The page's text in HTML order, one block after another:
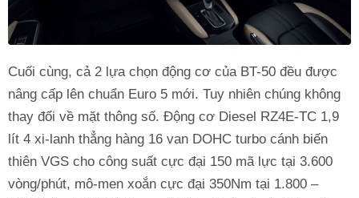
Cuối cùng, cả 2 lựa chọn động cơ của BT-50 đều được
nâng cấp lên chuẩn Euro 5 mới. Tuy nhiên chúng không
thay đổi về mặt thông số. Động cơ Diesel RZ4E-TC 1,9
lít 4 xi-lanh thẳng hàng 16 van DOHC turbo cánh biến
thiên VGS cho công suất cực đại 150 mã lực tại 3.600
vòng/phút, mô-men xoắn cực đại 350Nm tại 1.800 –